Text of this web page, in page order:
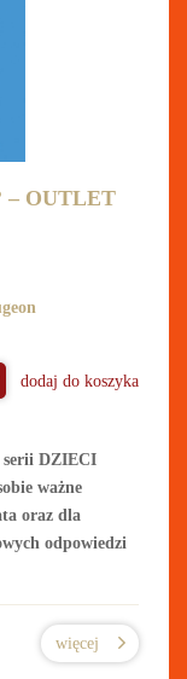
– OUTLET
dodaj do koszyka
DZIECI
ważne
oraz dla
odpowiedzi
więcej